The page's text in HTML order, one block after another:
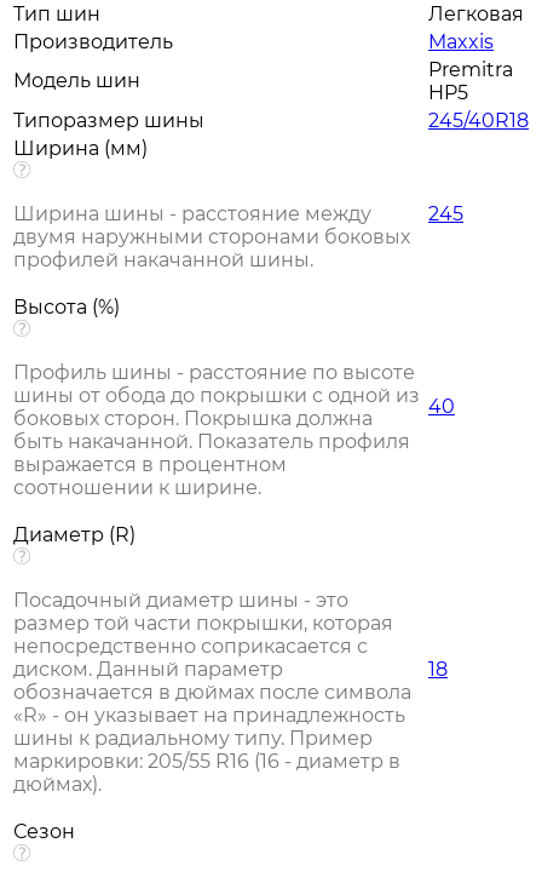
Тип шин
Легковая
Производитель
Maxxis
Модель шин
Premitra
HP5
Типоразмер шины
245/40R18
Ширина (мм)
Ширина шины - расстояние между
двумя наружными сторонами боковых
профилей накачанной шины.
245
Высота (%)
Профиль шины - расстояние по высоте
шины от обода до покрышки с одной из
боковых сторон. Покрышка должна
быть накачанной. Показатель профиля
выражается в процентном
соотношении к ширине.
40
Диаметр (R)
Посадочный диаметр шины - это
размер той части покрышки, которая
непосредственно соприкасается с
диском. Данный параметр
обозначается в дюймах после символа
«R» - он указывает на принадлежность
шины к радиальному типу. Пример
маркировки: 205/55 R16 (16 - диаметр в
дюймах).
18
Сезон